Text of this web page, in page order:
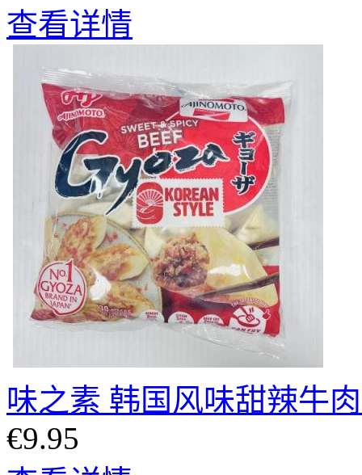
查看详情
味之素 韩国风味甜辣牛
€9.95